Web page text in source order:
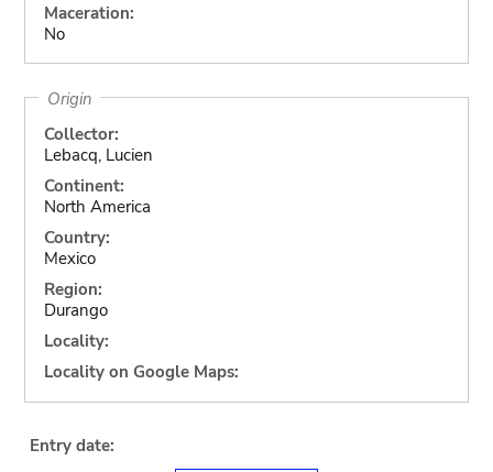
Maceration:
No
Origin
Collector:
Lebacq, Lucien
Continent:
North America
Country:
Mexico
Region:
Durango
Locality:
Locality on Google Maps:
Entry date: